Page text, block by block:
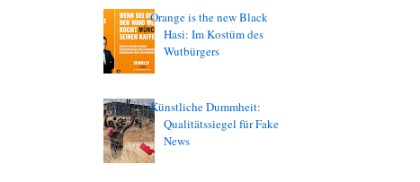
Orange is the new Black
Hasi: Im Kostüm des
Wutbürgers
Künstliche Dummheit:
Qualitätssiegel für Fake
News